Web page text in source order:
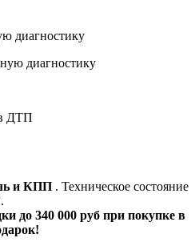
диагностику
диагностику
ДТП
и КПП . Техническое состояние
до 340 000 руб при покупке в